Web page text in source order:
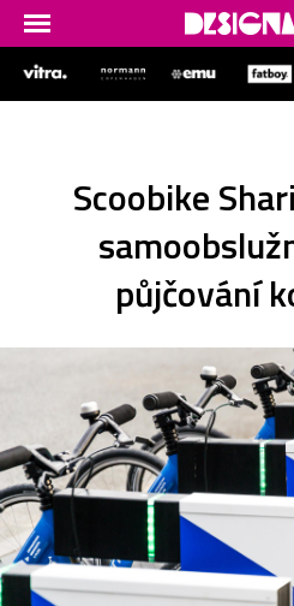
Scoobike
půjčování